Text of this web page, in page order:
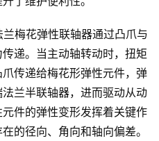
梅花弹性联轴器通过凸爪与
递。当主动轴转动时，扭矩
传递给梅花形弹性元件，弹
兰半联轴器，进而驱动从动
件的弹性变形发挥着关键作
的径向、角向和轴向偏差。